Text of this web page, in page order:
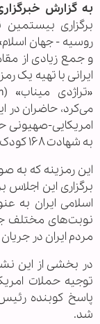
به گزارش
برگزاری
و جمع زیادی از
می‌کرد، حاضران در
امریکایی-
به شهادت ۱۶۸ کودک شد، مطلع ساختند.
این رمزینه که به
برگزاری این
اسلامی ایران به
نوبت‌های مختلف
مردم ایران در
در بخشی از این
توجیه حملات
پاسخ کوبنده
شد.